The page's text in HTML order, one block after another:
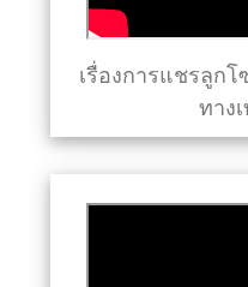
เรื่องการแชรลูก
ทาง